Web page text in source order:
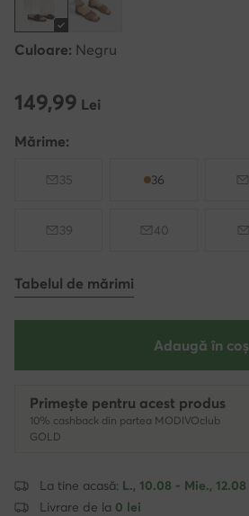
Culoare: Negru
149,99 Lei
149,99 Lei
Mărime:
35 36
39 40
Tabelul de mărimi
Adaugă în coș
Primește pentru acest produs
10% cashback din partea MODIVOclub
GOLD
La tine acasă: L., 10.08 - Mie., 12.08
Livrare de la 0 lei